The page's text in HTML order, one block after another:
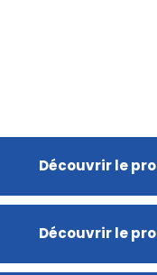
Découvrir le
Découvrir le